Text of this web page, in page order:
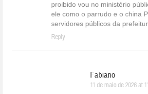
proibido vou no ministério
ele como o parrudo e o china
servidores públicos da
Reply
Fabiano
11 de maio de 2026 at